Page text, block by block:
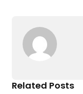
o
k
Related Posts